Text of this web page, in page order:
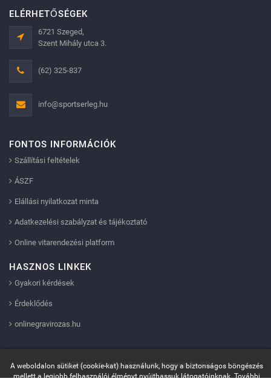
ELÉRHETŐSÉGEK
6721 Szeged,
Szent Mihály utca 3.
(62) 325-837
info@sportserleg.hu
FONTOS INFORMÁCIÓK
Szállítási feltételek
ÁSZF
Elállási nyilatkozat minta
Adatkezelési szabályzat és tájékoztató
Online vitarendezési platform
HASZNOS LINKEK
Gyakori kérdések
Érdeklődés
onlinegravirozas.hu
© 2026 Sportserleg | Készítette:Innovip.hu Kft.
A weboldalon sütiket (cookie-kat) használunk, hogy a biztonságos böngészés
mellett a legjobb felhasználói élményt nyújthassuk látogatóinknak.További